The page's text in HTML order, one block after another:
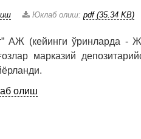
Юклаб олиш: pdf (35.34 KB)
АЖ (кейинги ўринларда -
марказий
олиш